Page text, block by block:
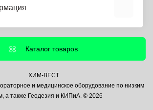
доставкеКаталог товаров
ХИМ-ВЕСТ
и медицинское оборудование по низким
а также Геодезия и КИПиА. © 2026